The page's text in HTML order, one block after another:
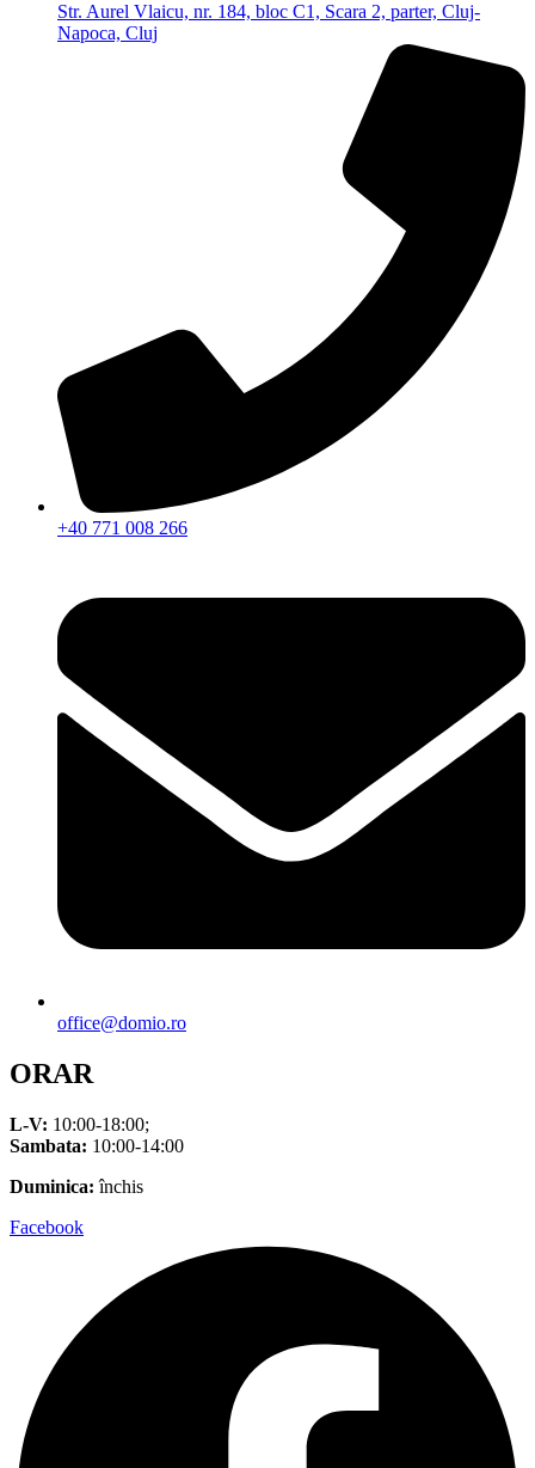
Str. Aurel Vlaicu, nr. 184, bloc C1, Scara 2, parter, Cluj-
Napoca, Cluj
+40 771 008 266
office@domio.ro
ORAR
L-V: 10:00-18:00;
Sambata: 10:00-14:00
Duminica: închis
Facebook